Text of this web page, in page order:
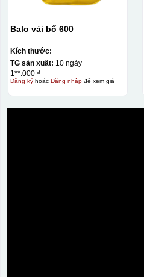
Balo vải bố 600
Kích thước:
TG sản xuất: 10 ngày
1**.000 ₫
Đăng kýhoặc Đăng nhậpđể xem giá